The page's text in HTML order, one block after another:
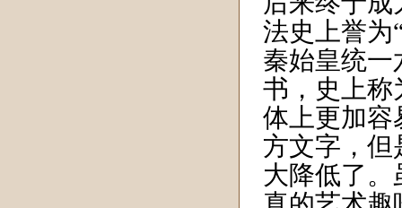
法史上誉为
秦始皇统一
书，史上称
体上更加容
方文字，但
大降低了